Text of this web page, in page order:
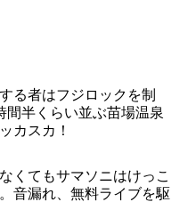
る者はフジロックを制
間半くらい並ぶ苗場温泉
カスカ！
くてもサマソニはけっこ
音漏れ、無料ライブを駆